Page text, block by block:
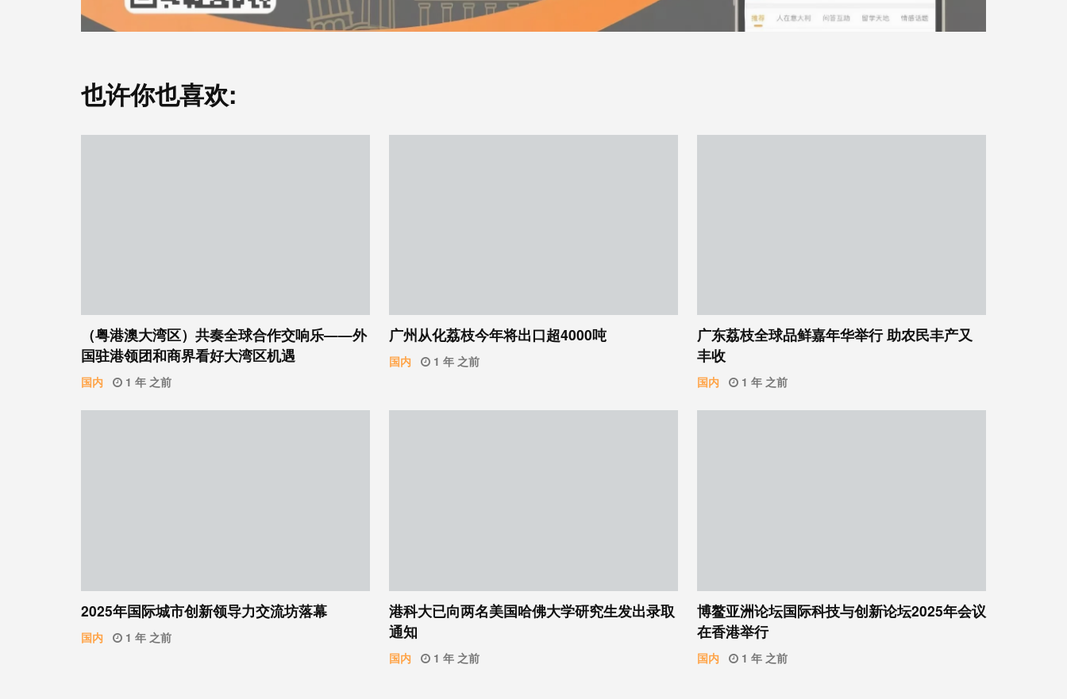
也许你也喜欢:
（粤港澳大湾区）共奏全球合作交响乐——外
国驻港领团和商界看好大湾区机遇
国内 1 年 之前
广州从化荔枝今年将出口超4000吨
国内 1 年 之前
广东荔枝全球品鲜嘉年华举行 助农民丰产又
丰收
国内 1 年 之前
2025年国际城市创新领导力交流坊落幕
国内 1 年 之前
港科大已向两名美国哈佛大学研究生发出录取
通知
国内 1 年 之前
博鳌亚洲论坛国际科技与创新论坛2025年会议
在香港举行
国内 1 年 之前